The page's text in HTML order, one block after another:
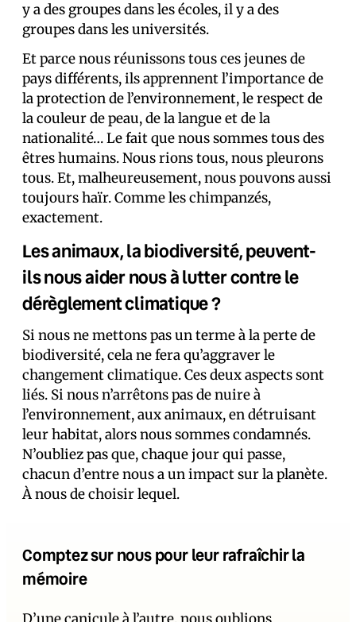
y a des groupes dans les écoles, il y a des
groupes dans les universités.
Et parce nous réunissons tous ces jeunes de
pays différents, ils apprennent l’importance de
la protection de l’environnement, le respect de
la couleur de peau, de la langue et de la
nationalité… Le fait que nous sommes tous des
êtres humains. Nous rions tous, nous pleurons
tous. Et, malheureusement, nous pouvons aussi
toujours haïr. Comme les chimpanzés,
exactement.
Les animaux, la biodiversité, peuvent-
ils nous aider nous à lutter contre le
dérèglement climatique ?
Si nous ne mettons pas un terme à la perte de
biodiversité, cela ne fera qu’aggraver le
changement climatique. Ces deux aspects sont
liés. Si nous n’arrêtons pas de nuire à
l’environnement, aux animaux, en détruisant
leur habitat, alors nous sommes condamnés.
N’oubliez pas que, chaque jour qui passe,
chacun d’entre nous a un impact sur la planète.
À nous de choisir lequel.
Comptez sur nous pour leur rafraîchir la
mémoire